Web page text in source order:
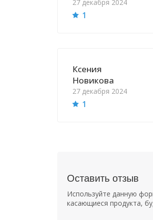
27 декабря 2024
1
Ксения
Новикова
27 декабря 2024
1
Оставить отзыв
Используйте данную
касающиеся продукта,